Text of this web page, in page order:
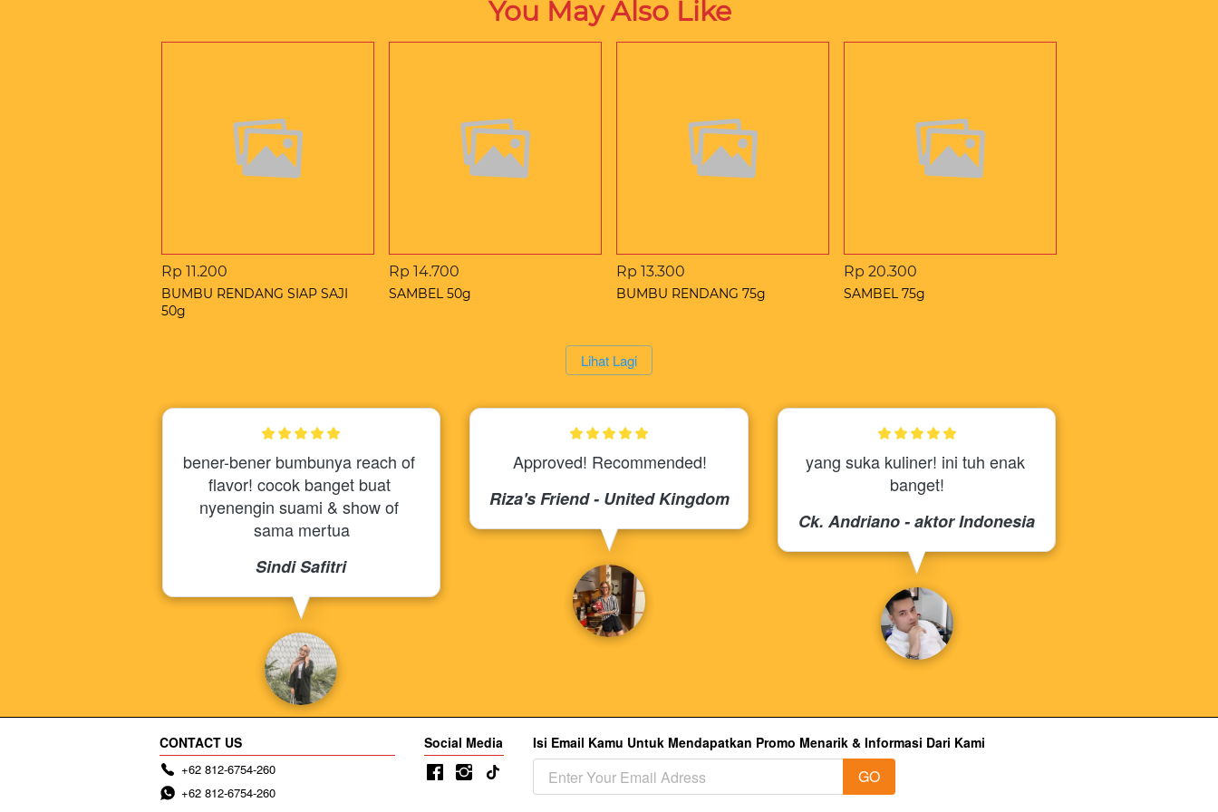
You May Also Like
Rp 11.200
BUMBU RENDANG SIAP SAJI
50g
Rp 14.700
SAMBEL 50g
Rp 13.300
BUMBU RENDANG 75g
Rp 20.300
SAMBEL 75g
`Lihat Lagi
bener-bener bumbunya reach of
flavor! cocok banget buat
nyenengin suami & show of
sama mertua
Sindi Safitri
Approved! Recommended!
Riza's Friend - United Kingdom
yang suka kuliner! ini tuh enak
banget!
Ck. Andriano - aktor Indonesia
CONTACT US
+62 812-6754-260
+62 812-6754-260
Social Media
Isi Email Kamu Untuk Mendapatkan Promo Menarik & Informasi Dari Kami
`
GO